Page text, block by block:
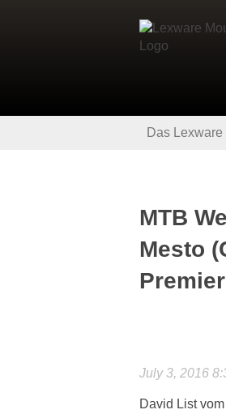
Das
MTB
Mesto
July 3, 2016
David List